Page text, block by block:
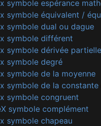
symbole espérance
symbole équivalent /
symbole dual ou dague
symbole différent
symbole dérivée partielle
symbole degré
symbole de la moyenne
symbole de la constante
symbole congruent
symbole complément
symbole chapeau